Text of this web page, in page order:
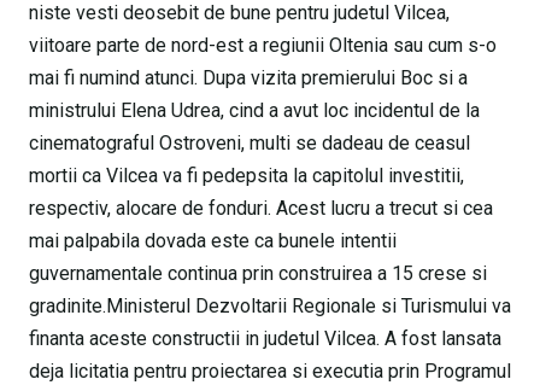
niste vesti deosebit de bune pentru judetul Vilcea,
viitoare parte de nord-est a regiunii Oltenia sau cum s-o
mai fi numind atunci. Dupa vizita premierului Boc si a
ministrului Elena Udrea, cind a avut loc incidentul de la
cinematograful Ostroveni, multi se dadeau de ceasul
mortii ca Vilcea va fi pedepsita la capitolul investitii,
respectiv, alocare de fonduri. Acest lucru a trecut si cea
mai palpabila dovada este ca bunele intentii
guvernamentale continua prin construirea a 15 crese si
gradinite.Ministerul Dezvoltarii Regionale si Turismului va
finanta aceste constructii in judetul Vilcea. A fost lansata
deja licitatia pentru proiectarea si executia prin Programul